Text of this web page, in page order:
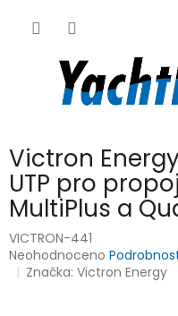
Victron
UTP pro
MultiPlus a
VICTRON-441
Průměrné
hodnocení
Neohodnoceno
Značka:Victron Energy